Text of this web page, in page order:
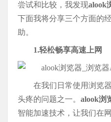
尝试和比较，我发现alook
下面我将分享三个方面的
助。
1.轻松畅享高速上网
在我们日常使用浏览
头疼的问题之一。 alook浏
智能加速技术，让我们在